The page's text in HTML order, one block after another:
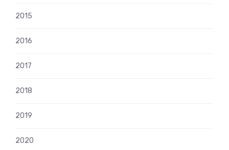
2015
2016
2017
2018
2019
2020